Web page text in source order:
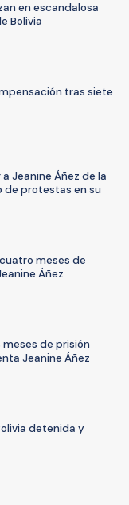
en escandalosa
Bolivia
tras siete
Jeanine Áñez de la
de protestas en su
meses de
Áñez
meses de prisión
Jeanine Áñez
detenida y